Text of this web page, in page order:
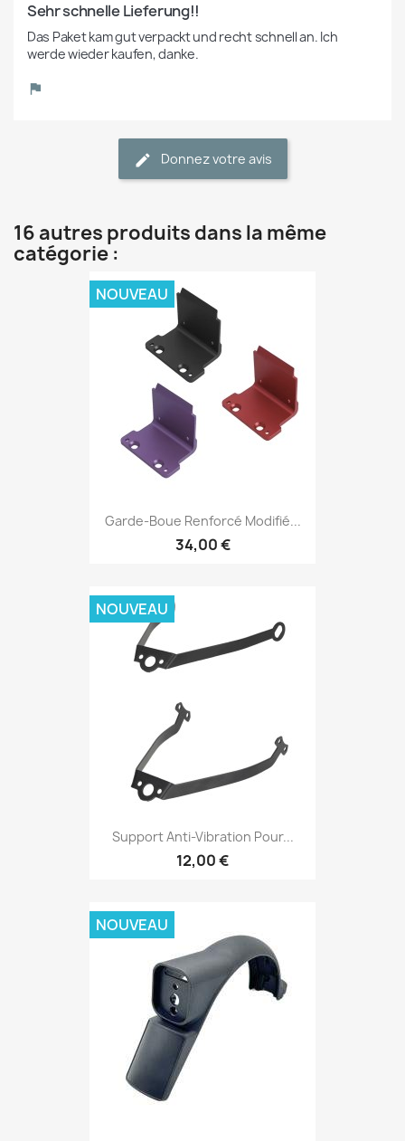
Sehr schnelle Lieferung!!
Das Paket kam gut verpackt und recht schnell an. Ich
werde wieder kaufen, danke.
Donnez votre avis
16 autres produits dans la même
catégorie :
Garde-Boue Renforcé Modifié...
34,00 €
NOUVEAU
Support Anti-Vibration Pour...
12,00 €
NOUVEAU
NOUVEAU